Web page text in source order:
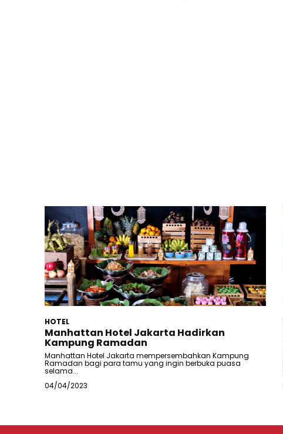
HOTEL
Manhattan Hotel Jakarta Hadirkan
Kampung Ramadan
Manhattan Hotel Jakarta mempersembahkan Kampung
Ramadan bagi para tamu yang ingin berbuka puasa
selama...
04/04/2023